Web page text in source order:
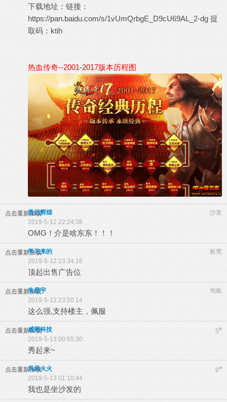
下载地址：链接：
https://pan.baidu.com/s/1vUmQrbgE_D9cU69AL_2-dg 提
取码：ktih
热血传奇--2001-2017版本历程图
点击重新加载 沙发
昔日辉煌
2019-5-12 22:24:38
OMG！介是啥东东！！！
点击重新加载 板凳
学习来的
2019-5-12 23:34:16
顶起出售广告位
点击重新加载 地板
朱星宇
2019-5-12 23:50:14
这么强,支持楼主，佩服
点击重新加载 5#
威网科技
2019-5-13 00:55:30
秀起来~
点击重新加载 6#
风风火火
2019-5-13 01:10:44
我也是坐沙发的